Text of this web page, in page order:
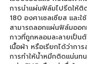
การนำแผ่นฟิล์มไปรีดให้
180 องศาเซลเซียส และใ
สามารถลอกแผ่นฟิล์มออ
กาวที่ถูกหลอมละลายเป็น
เนื้อผ้า หรือเรียกได้ว่ากา
การทำให้น้ำหมึกติดแน่น